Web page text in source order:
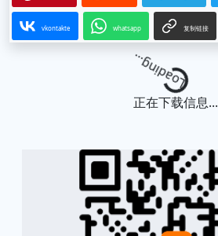
vkontakte whatsapp 复制链接
Loading...
正在下载信息...